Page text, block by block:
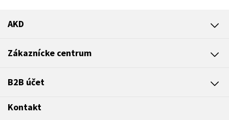
AKD
Zákaznícke centrum
B2B účet
Kontakt